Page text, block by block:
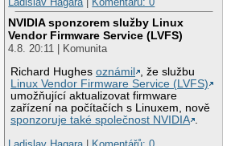
NVIDIA sponzorem služby Linux
Vendor Firmware Service (LVFS)
4.8. 20:11 | Komunita
Richard Hughesoznámil
, že službu
Linux Vendor Firmware Service (LVFS)
umožňující aktualizovat firmware
zařízení na počítačích s Linuxem, nově
sponzoruje také společnost NVIDIA .